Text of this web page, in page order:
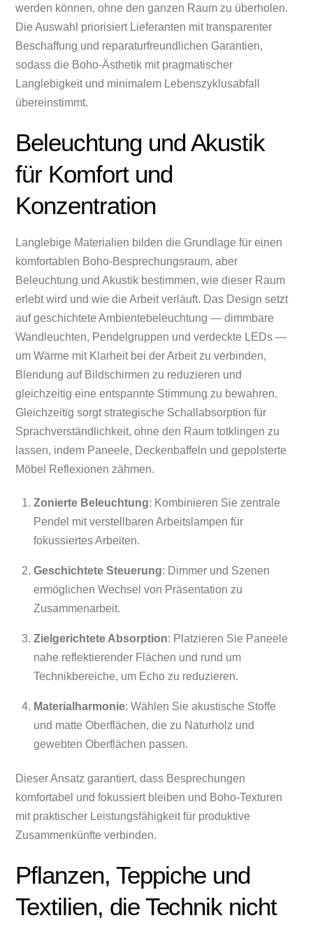
werden können, ohne den ganzen Raum zu überholen.
Die Auswahl priorisiert Lieferanten mit transparenter
Beschaffung und reparaturfreundlichen Garantien,
sodass die Boho-Ästhetik mit pragmatischer
Langlebigkeit und minimalem Lebenszyklusabfall
übereinstimmt.
Beleuchtung und Akustik
für Komfort und
Konzentration
Langlebige Materialien bilden die Grundlage für einen
komfortablen Boho-Besprechungsraum, aber
Beleuchtung und Akustik bestimmen, wie dieser Raum
erlebt wird und wie die Arbeit verläuft. Das Design setzt
auf geschichtete Ambientebeleuchtung — dimmbare
Wandleuchten, Pendelgruppen und verdeckte LEDs —
um Wärme mit Klarheit bei der Arbeit zu verbinden,
Blendung auf Bildschirmen zu reduzieren und
gleichzeitig eine entspannte Stimmung zu bewahren.
Gleichzeitig sorgt strategische Schallabsorption für
Sprachverständlichkeit, ohne den Raum totklingen zu
lassen, indem Paneele, Deckenbaffeln und gepolsterte
Möbel Reflexionen zähmen.
Zonierte Beleuchtung: Kombinieren Sie zentrale
Pendel mit verstellbaren Arbeitslampen für
fokussiertes Arbeiten.
Geschichtete Steuerung: Dimmer und Szenen
ermöglichen Wechsel von Präsentation zu
Zusammenarbeit.
Zielgerichtete Absorption: Platzieren Sie Paneele
nahe reflektierender Flächen und rund um
Technikbereiche, um Echo zu reduzieren.
Materialharmonie: Wählen Sie akustische Stoffe
und matte Oberflächen, die zu Naturholz und
gewebten Oberflächen passen.
Dieser Ansatz garantiert, dass Besprechungen
komfortabel und fokussiert bleiben und Boho-Texturen
mit praktischer Leistungsfähigkeit für produktive
Zusammenkünfte verbinden.
Pflanzen, Teppiche und
Textilien, die Technik nicht